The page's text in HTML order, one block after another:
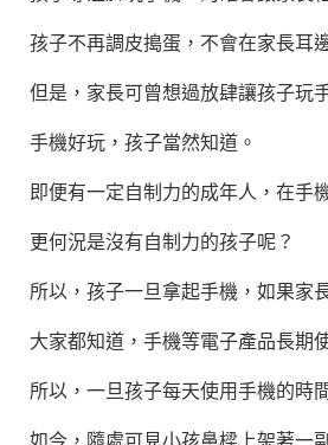
孩子不再調皮搗蛋，不會在家長耳邊
但是，家長可曾想過放肆讓孩子玩手
手機好玩，孩子當然知道。
即便有一定自制力的成年人，在手機
更何況是沒有自制力的孩子呢？
所以，孩子一旦拿起手機，如果家長
大家都知道，手機等電子產品長期使
所以，一旦孩子每天使用手機的時間
如今，隨處可見小孩鼻樑上架著一副